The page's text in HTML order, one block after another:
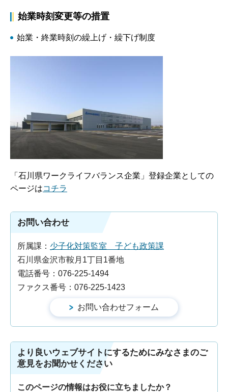
始業時刻変更等の措置
始業・終業時刻の繰上げ・繰下げ制度
「石川県ワークライフバランス企業」登録企業としての
ページはコチラ
お問い合わせ
所属課： 少子化対策監室 子ども政策課
石川県金沢市鞍月1丁目1番地
電話番号：076-225-1494
ファクス番号：076-225-1423
より良いウェブサイトにするためにみなさまのご
意見をお聞かせください
このページの情報はお役に立ちましたか？